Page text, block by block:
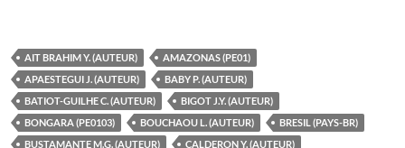
AIT BRAHIM Y. (AUTEUR)
AMAZONAS (PE01)
APAESTEGUI J. (AUTEUR)
BABY P. (AUTEUR)
BATIOT-GUILHE C. (AUTEUR)
BIGOT J.Y. (AUTEUR)
BONGARA (PE0103)
BOUCHAOU L. (AUTEUR)
BRESIL (PAYS-BR)
BUSTAMANTE M.G. (AUTEUR)
CALDERON Y. (AUTEUR)